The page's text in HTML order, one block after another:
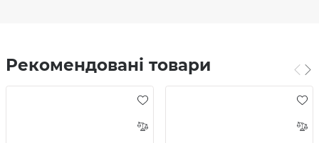
Рекомендовані товари